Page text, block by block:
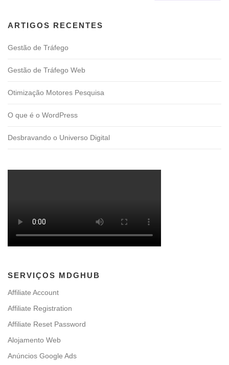
ARTIGOS RECENTES
Gestão de Tráfego
Gestão de Tráfego Web
Otimização Motores Pesquisa
O que é o WordPress
Desbravando o Universo Digital
SERVIÇOS MDGHUB
Affiliate Account
Affiliate Registration
Affiliate Reset Password
Alojamento Web
Anúncios Google Ads